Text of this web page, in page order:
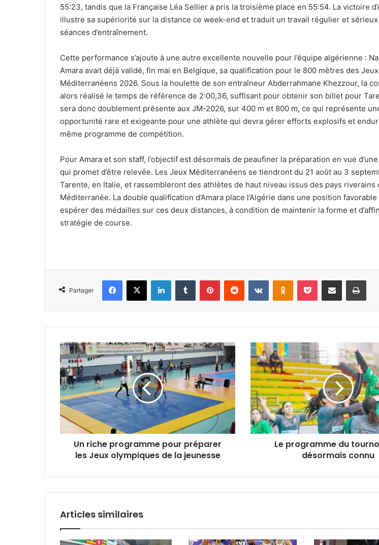
55:23, tandis que la Française Léa Sellier a pris la troisième place en 55:54. La victoire
illustre sa supériorité sur la distance ce week-end et traduit un travail régulier et
séances d’entraînement.
Cette performance s’ajoute à une autre excellente nouvelle pour l’équipe algérienne :
Amara avait déjà validé, fin mai en Belgique, sa qualification pour le 800 mètres des Jeux
Méditerranéens 2026. Sous la houlette de son entraîneur Abderrahmane Khezzour, la
alors réalisé le temps de référence de 2:00,36, suffisant pour obtenir son billet pour
sera donc doublement présente aux JM-2026, sur 400 m et 800 m, ce qui représente
opportunité rare et exigeante pour une athlète qui devra gérer efforts explosifs et
même programme de compétition.
Pour Amara et son staff, l’objectif est désormais de peaufiner la préparation en vue
qui promet d’être relevée. Les Jeux Méditerranéens se tiendront du 21 août au 3
Tarente, en Italie, et rassembleront des athlètes de haut niveau issus des pays riverains
Méditerranée. La double qualification d’Amara place l’Algérie dans une position
espérer des médailles sur ces deux distances, à condition de maintenir la forme et
stratégie de course.
Partager
Facebook
X LinkedinTumblr PinterestReddit VKontakteOdnoklassniki
Pocket Partager par email
Un
riche
programme
pour
préparer
les
Jeux
olympiques
de
jeunesse
Un riche programme pour préparer
les Jeux olympiques de la jeunesse
Le
programme
du
tournoi
final
désormais
connu
Le programme du
désormais connu
Articles similaires